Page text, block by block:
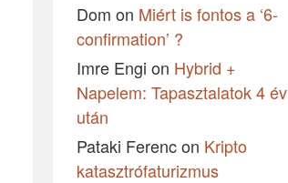
Dom on Miért is fontos a ‘6-
confirmation’ ?
Imre Engi on Hybrid +
Napelem: Tapasztalatok 4 év
után
Pataki Ferencon Kripto
katasztrófaturizmus